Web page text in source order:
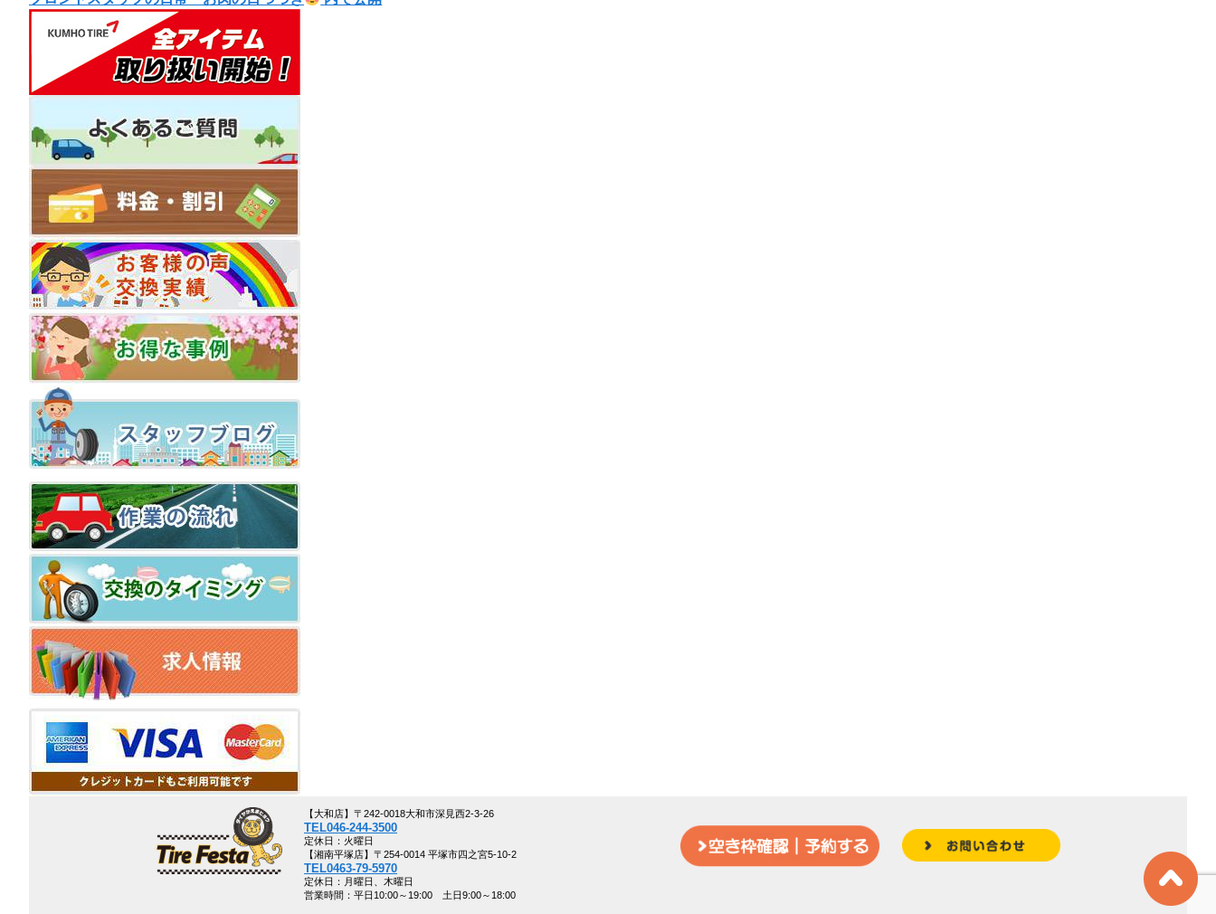
稿
ビ
ー
シ
ョ
ン
【大和店】〒242-0018大和市深見西2-3-26
TEL046-244-3500
定休日：火曜日
【湘南平塚店】〒254-0014 平塚市四之宮5-10-2
TEL0463-79-5970
定休日：月曜日、木曜日
営業時間：平日10:00～19:00 土日9:00～18:00